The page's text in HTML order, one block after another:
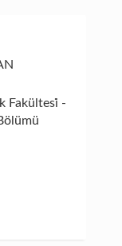
Fakültesi̇ -